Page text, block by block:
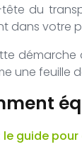
du
dans votre
démarche
une feuille
guide